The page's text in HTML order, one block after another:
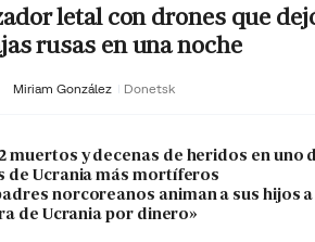
letal con drones que
rusas en una noche
Miriam González Donetsk
muertos y decenas de heridos en uno
de Ucrania más mortíferos
norcoreanos animan a sus hijos a
de Ucrania por dinero»